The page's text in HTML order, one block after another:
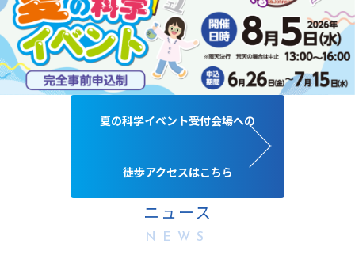
夏の科学イベント受付会場への
徒歩アクセスはこちら
ニュース
NEWS